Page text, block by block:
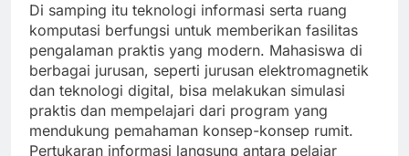
Di samping itu teknologi informasi serta ruang
komputasi berfungsi untuk memberikan fasilitas
pengalaman praktis yang modern. Mahasiswa di
berbagai jurusan, seperti jurusan elektromagnetik
dan teknologi digital, bisa melakukan simulasi
praktis dan mempelajari dari program yang
mendukung pemahaman konsep-konsep rumit.
Pertukaran informasi langsung antara pelajar